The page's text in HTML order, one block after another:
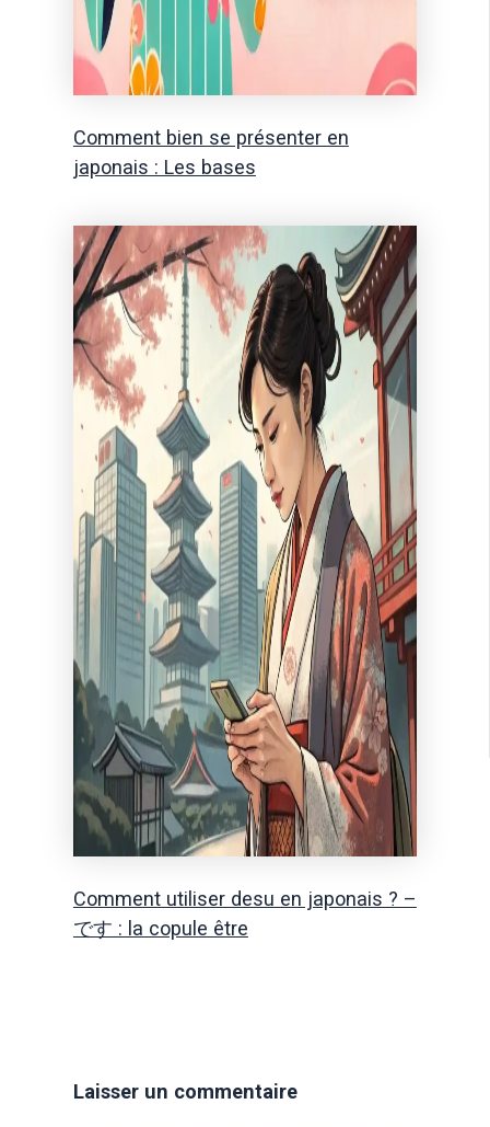
Comment bien se présenter en
japonais : Les bases
Comment utiliser desu en japonais ? –
です : la copule être
Laisser un commentaire